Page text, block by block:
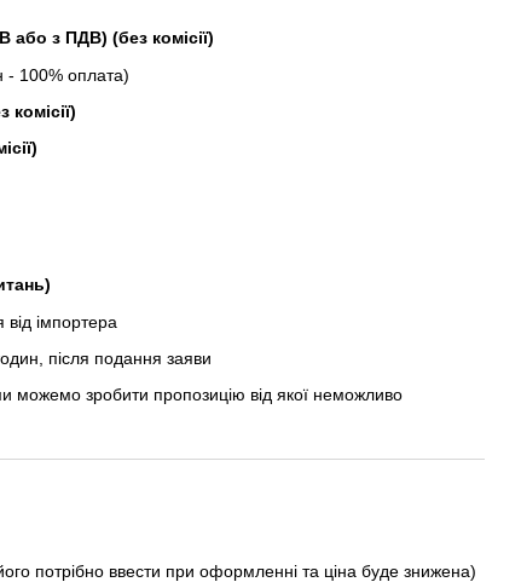
або з ПДВ) (без комісії)
- 100% оплата)
комісії)
від імпортера
після подання заяви
можемо зробити пропозицію від якої неможливо
потрібно ввести при оформленні та ціна буде знижена)